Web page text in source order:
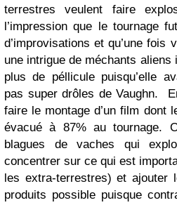
terrestres veulent faire
l’impression que le tournage
d’improvisations et qu’une fois
une intrigue de méchants
plus de péllicule puisqu’elle
pas super drôles de Vaughn.
faire le montage d’un film dont
évacué à 87% au tournage.
blagues de vaches qui
concentrer sur ce qui est
les extra-terrestres) et ajouter
produits possible puisque